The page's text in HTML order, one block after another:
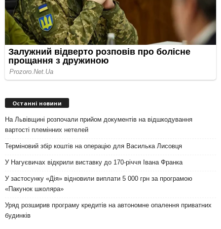
Останні новини
На Львівщині розпочали прийом документів на відшкодування
вартості племінних нетелей
Терміновий збір коштів на операцію для Василька Лисовця
У Нагуєвичах відкрили виставку до 170-річчя Івана Франка
У застосунку «Дія» відновили виплати 5 000 грн за програмою
«Пакунок школяра»
Уряд розширив програму кредитів на автономне опалення приватних
будинків